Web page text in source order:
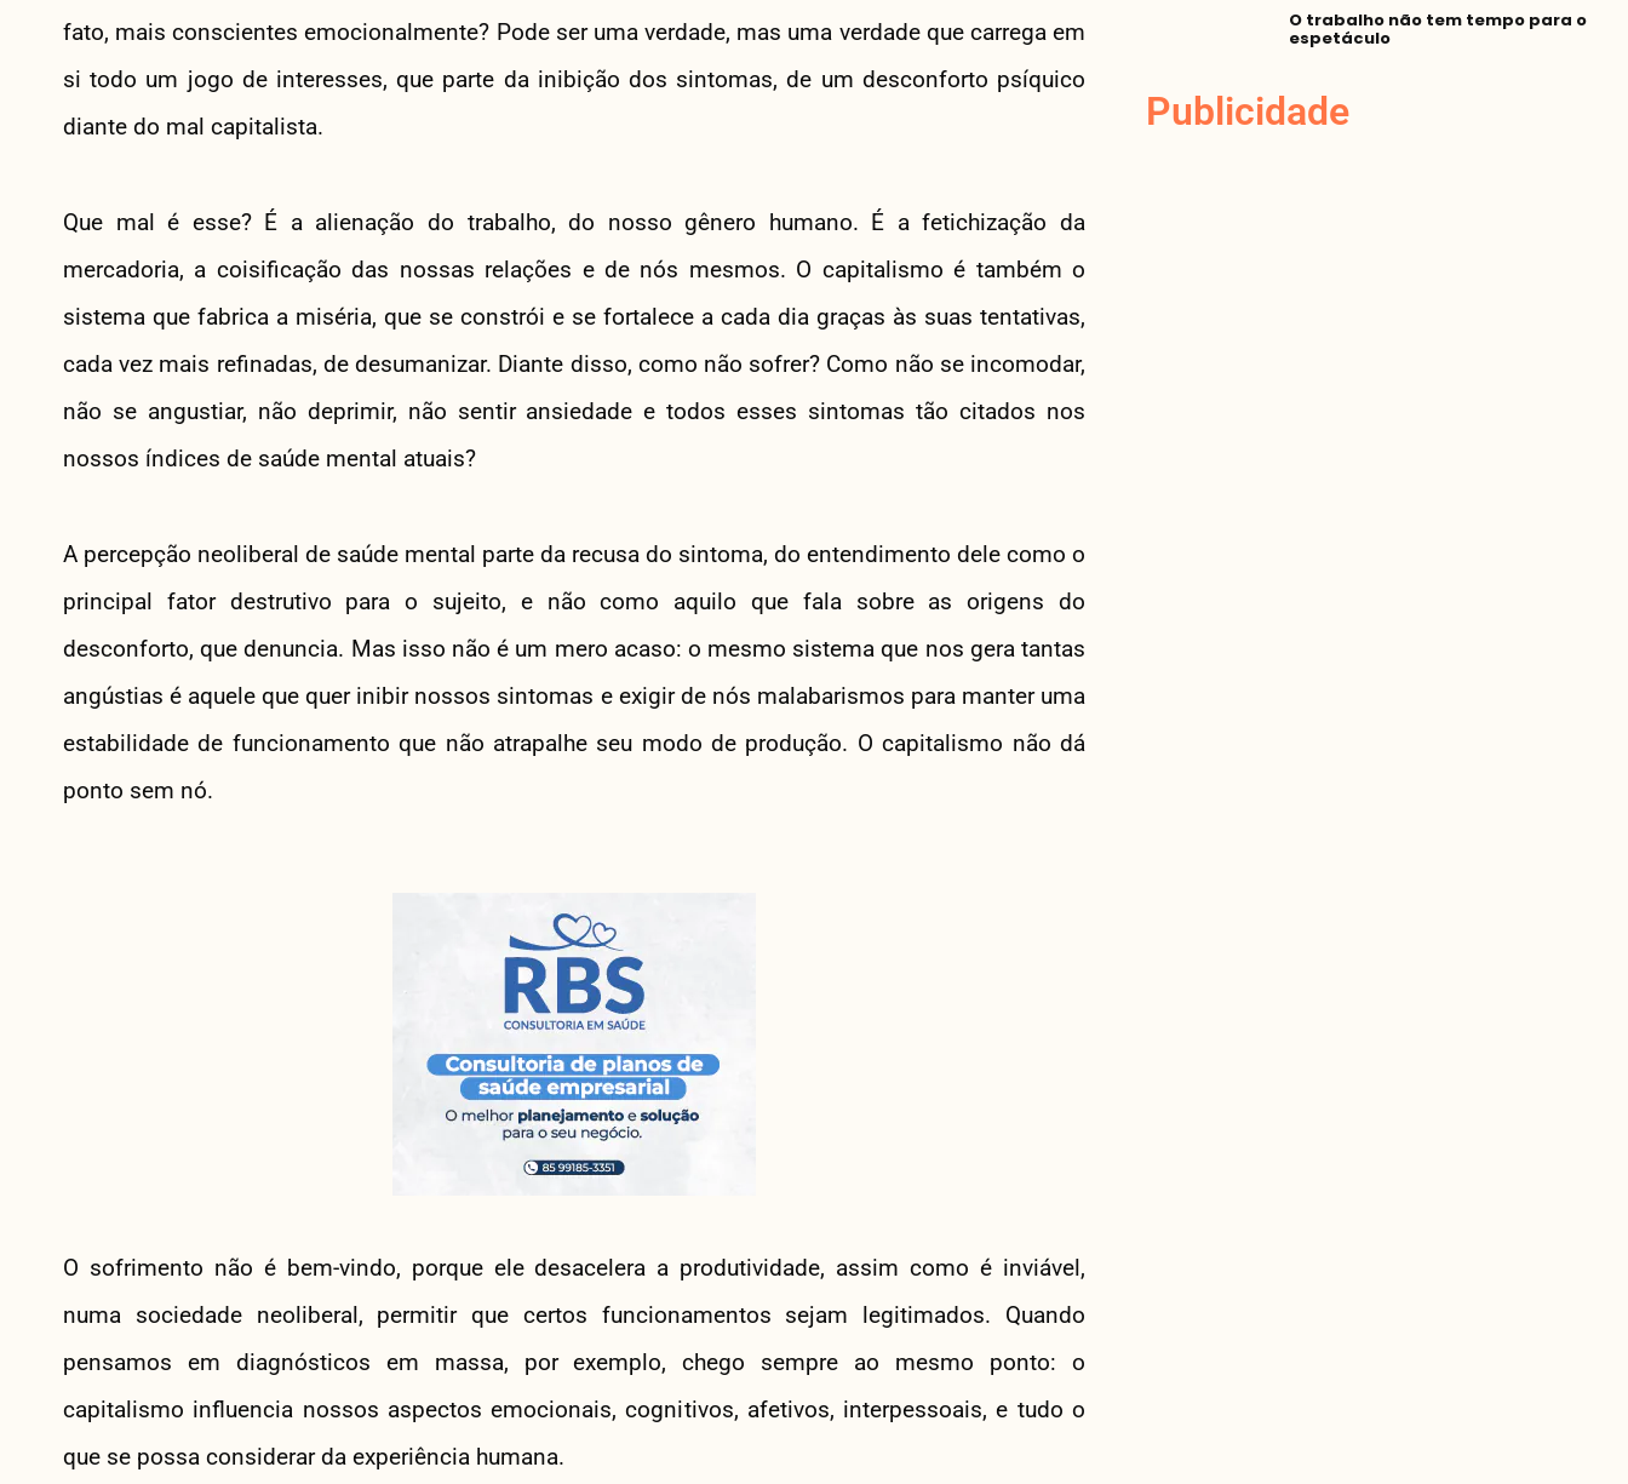
fato, mais conscientes emocionalmente? Pode ser uma verdade, mas uma verdade que carrega em
si todo um jogo de interesses, que parte da inibição dos sintomas, de um desconforto psíquico
diante do mal capitalista.
Que mal é esse? É a alienação do trabalho, do nosso gênero humano. É a fetichização da
mercadoria, a coisificação das nossas relações e de nós mesmos. O capitalismo é também o
sistema que fabrica a miséria, que se constrói e se fortalece a cada dia graças às suas tentativas,
cada vez mais refinadas, de desumanizar. Diante disso, como não sofrer? Como não se incomodar,
não se angustiar, não deprimir, não sentir ansiedade e todos esses sintomas tão citados nos
nossos índices de saúde mental atuais?
A percepção neoliberal de saúde mental parte da recusa do sintoma, do entendimento dele como o
principal fator destrutivo para o sujeito, e não como aquilo que fala sobre as origens do
desconforto, que denuncia. Mas isso não é um mero acaso: o mesmo sistema que nos gera tantas
angústias é aquele que quer inibir nossos sintomas e exigir de nós malabarismos para manter uma
estabilidade de funcionamento que não atrapalhe seu modo de produção. O capitalismo não dá
ponto sem nó.
O sofrimento não é bem-vindo, porque ele desacelera a produtividade, assim como é inviável,
numa sociedade neoliberal, permitir que certos funcionamentos sejam legitimados. Quando
pensamos em diagnósticos em massa, por exemplo, chego sempre ao mesmo ponto: o
capitalismo influencia nossos aspectos emocionais, cognitivos, afetivos, interpessoais, e tudo o
que se possa considerar da experiência humana.
O trabalho não tem tempo para o
espetáculo
Publicidade